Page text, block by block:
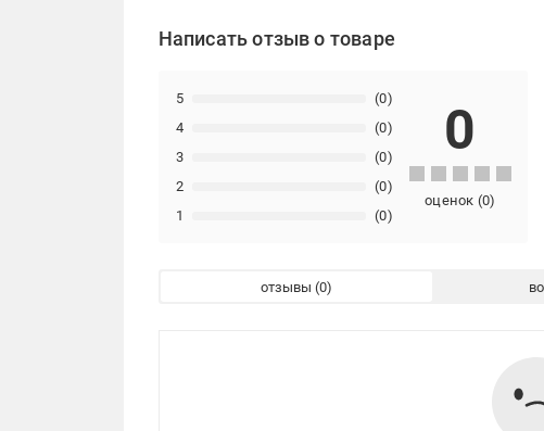
Написать отзыв о товаре
1 (0)
2 (0)
3 (0)
4 (0)
5 (0)
0
оценок (0)
отзывы